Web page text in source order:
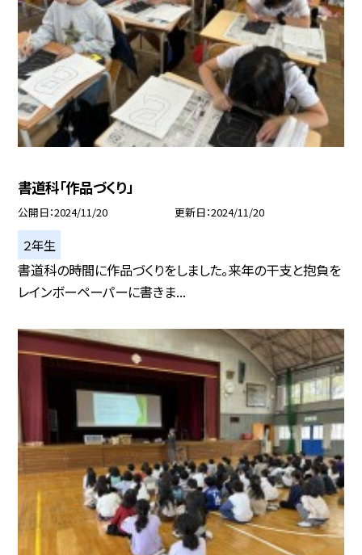
書道科「作品づくり」
公開日 2024/11/20 更新日 2024/11/20
２年生
書道科の時間に作品づくりをしました。来年の干支と抱負を
レインボーペーパーに書きま...